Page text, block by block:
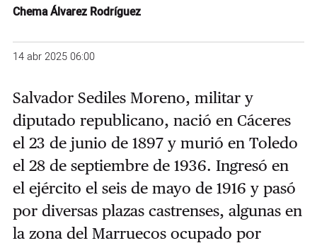
Chema Álvarez Rodríguez
14 abr 2025 06:00
Salvador Sediles Moreno, militar y
diputado republicano, nació en Cáceres
el 23 de junio de 1897 y murió en Toledo
el 28 de septiembre de 1936. Ingresó en
el ejército el seis de mayo de 1916 y pasó
por diversas plazas castrenses, algunas en
la zona del Marruecos ocupado por